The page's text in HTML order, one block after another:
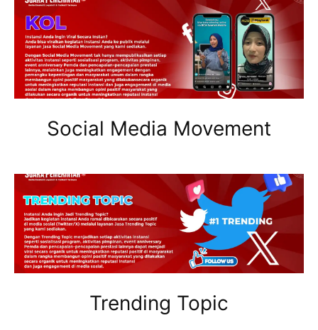
Social Media Movement
Trending Topic